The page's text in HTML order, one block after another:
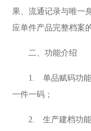
果、流通记录与唯一
应单件产品完整档案
二、功能介绍
1. 单品赋码功能
一件一码；
2. 生产建档功能